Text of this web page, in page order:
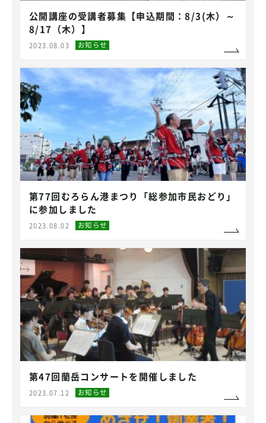
公開講座の受講者募集【申込期間：8/3(木）～
8/17（木）】
2023.08.03 お知らせ
第77回むろらん港まつり「総参加市民おどり」
に参加しました
2023.08.02 お知らせ
第47回蘭岳コンサートを開催しました
2023.07.12 お知らせ